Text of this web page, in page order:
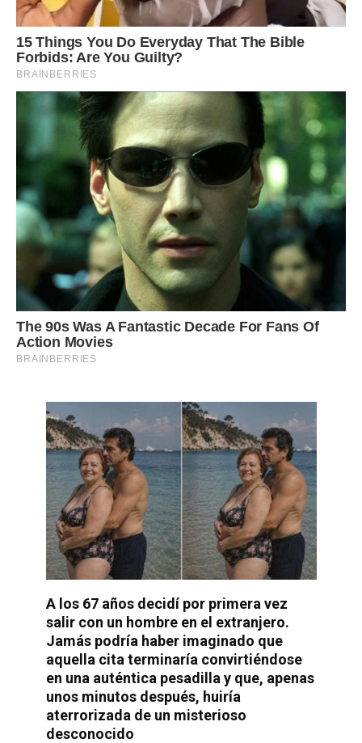
A los 67 años decidí por primera vez
salir con un hombre en el extranjero.
Jamás podría haber imaginado que
aquella cita terminaría convirtiéndose
en una auténtica pesadilla y que, apenas
unos minutos después, huiría
aterrorizada de un misterioso
desconocido